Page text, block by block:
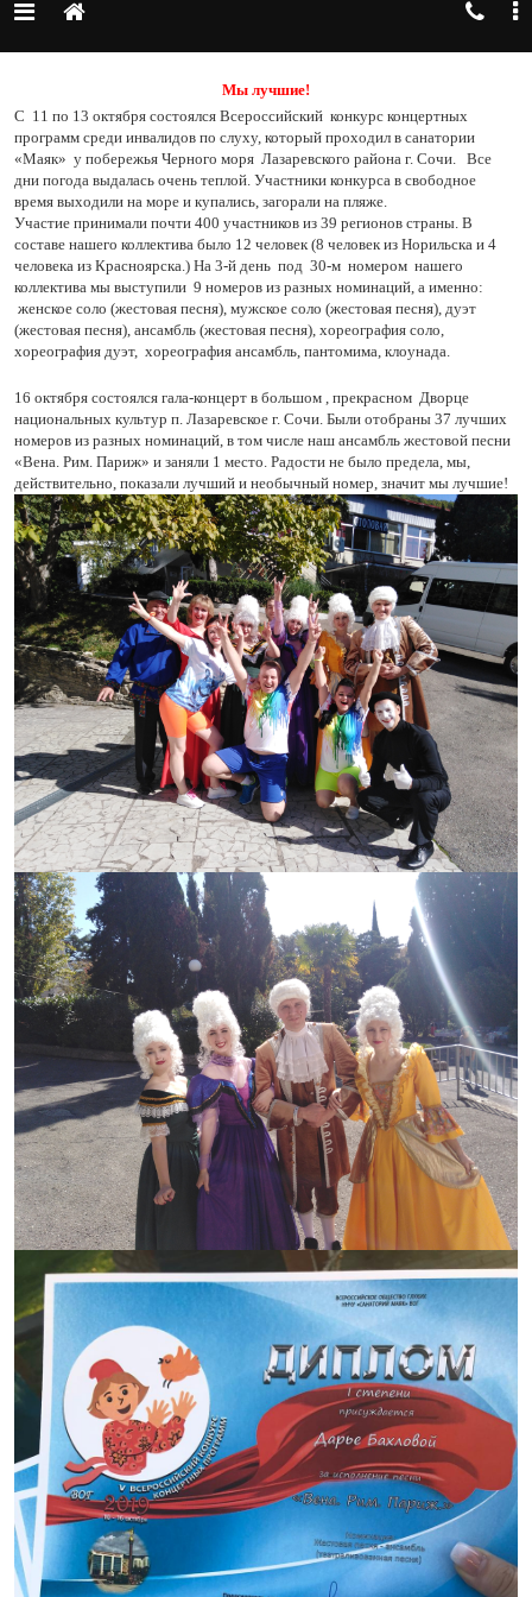
Мы лучшие!
C 11 по 13 октября состоялся Всероссийский конкурс концертных
программ среди инвалидов по слуху, который проходил в санатории
«Маяк» у побережья Черного моря Лазаревского района г. Сочи. Все
дни погода выдалась очень теплой. Участники конкурса в свободное
время выходили на море и купались, загорали на пляже.
Участие принимали почти 400 участников из 39 регионов страны. В
составе нашего коллектива было 12 человек (8 человек из Норильска и 4
человека из Красноярска.) На 3-й день под 30-м номером нашего
коллектива мы выступили 9 номеров из разных номинаций, а именно:
женское соло (жестовая песня), мужское соло (жестовая песня), дуэт
(жестовая песня), ансамбль (жестовая песня), хореография соло,
хореография дуэт, хореография ансамбль, пантомима, клоунада.
16 октября состоялся гала-концерт в большом , прекрасном Дворце
национальных культур п. Лазаревское г. Сочи. Были отобраны 37 лучших
номеров из разных номинаций, в том числе наш ансамбль жестовой песни
«Вена. Рим. Париж» и заняли 1 место. Радости не было предела, мы,
действительно, показали лучший и необычный номер, значит мы лучшие!